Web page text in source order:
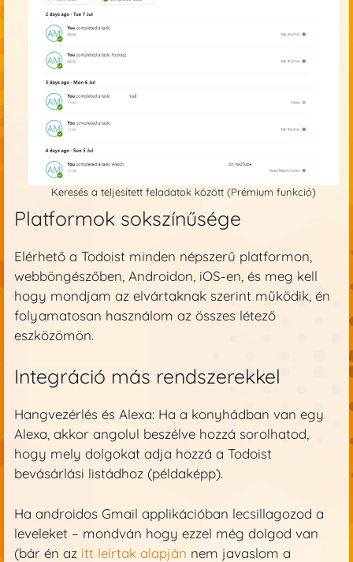
Keresés a teljesített feladatok között (Prémium funkció)
Platformok sokszínűsége
Elérhető a Todoist minden népszerű platformon,
webböngészőben, Androidon, iOS-en, és meg kell
hogy mondjam az elvártaknak szerint működik, én
folyamatosan használom az összes létező
eszközömön.
Integráció más rendszerekkel
Hangvezérlés és Alexa: Ha a konyhádban van egy
Alexa, akkor angolul beszélve hozzá sorolhatod,
hogy mely dolgokat adja hozzá a Todoist
bevásárlási listádhoz (példaképp).
Ha androidos Gmail applikációban lecsillagozod a
leveleket – mondván hogy ezzel még dolgod van
(bár én az itt leírtak alapján nem javaslom a